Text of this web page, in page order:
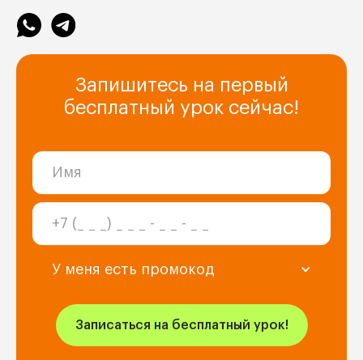
Запишитесь на первый
бесплатный урок сейчас!
У меня есть промокод